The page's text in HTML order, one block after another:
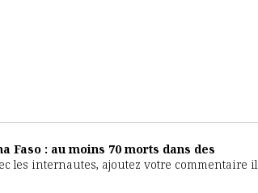
Faso : au moins 70 morts dans des
les internautes, ajoutez votre commentaire il